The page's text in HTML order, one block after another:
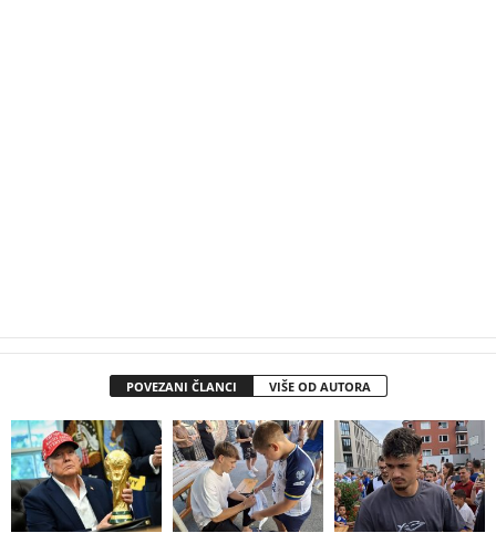
POVEZANI ČLANCI VIŠE OD AUTORA